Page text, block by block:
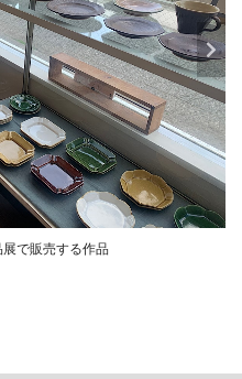
で販売する作品